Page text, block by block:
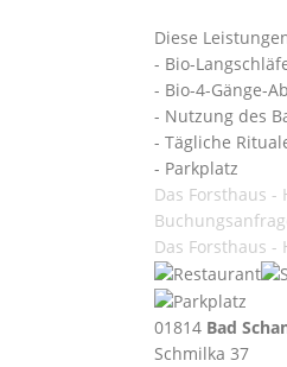
Diese
- Bio-
- Bio-4-Gänge-
- Nutzung des
- Tägliche
- Parkplatz
Das Forsthaus -
Das Forsthaus -
01814 Bad
Schmilka 37